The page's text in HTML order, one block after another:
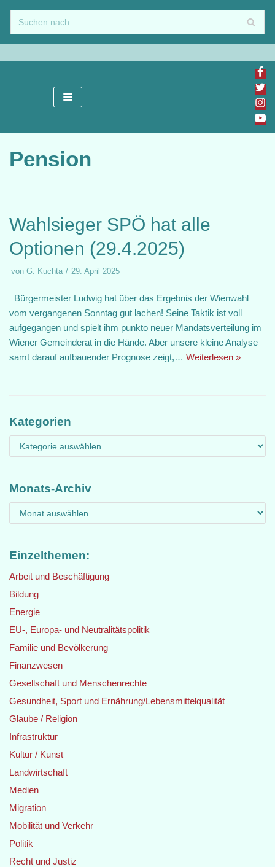
Zum
Inhalt
springen
Pension
Wahlsieger SPÖ hat alle
Optionen (29.4.2025)
von G. Kuchta 29. April 2025
Bürgermeister Ludwig hat über das Ergebnis der Wienwahl
vom vergangenen Sonntag gut lachen! Seine Taktik ist voll
aufgegangen und spielt ihm punkto neuer Mandatsverteilung im
Wiener Gemeinderat in die Hände. Aber unsere kleine Analyse
samt darauf aufbauender Prognose zeigt,… Weiterlesen »
Kategorien
Monats-Archiv
Einzelthemen:
Arbeit und Beschäftigung
Bildung
Energie
EU-, Europa- und Neutralitätspolitik
Familie und Bevölkerung
Finanzwesen
Gesellschaft und Menschenrechte
Gesundheit, Sport und Ernährung/Lebensmittelqualität
Glaube / Religion
Infrastruktur
Kultur / Kunst
Landwirtschaft
Medien
Migration
Mobilität und Verkehr
Politik
Recht und Justiz